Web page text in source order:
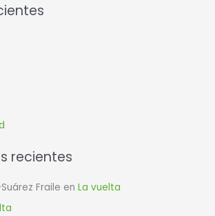
recientes
Fraile enLa vuelta